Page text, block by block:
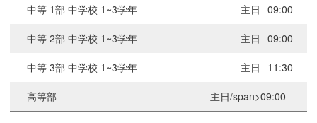
中等 1部 中学校 1~3学年 主日 09:00
中等 2部 中学校 1~3学年 主日 09:00
中等 3部 中学校 1~3学年 主日 11:30
高等部 主日/span>09:00